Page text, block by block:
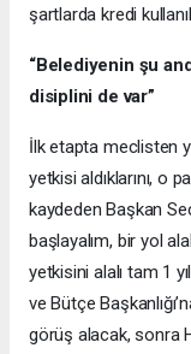
şartlarda kredi
“Belediyenin şu
disiplini de var”
İlk etapta meclisten
yetkisi aldıklarını, o
kaydeden Başkan
başlayalım, bir yol
yetkisini alalı tam 1
ve Bütçe
görüş alacak, sonra